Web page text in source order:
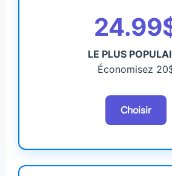
LE PLUS
Économisez
Choisir